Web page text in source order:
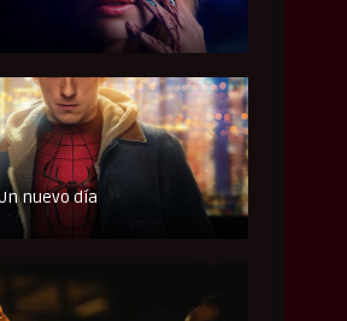
nuevo día